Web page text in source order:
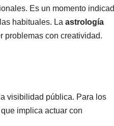
Es un momento
habituales. La astrología
problemas con creatividad.
visibilidad pública. Para los
implica actuar con